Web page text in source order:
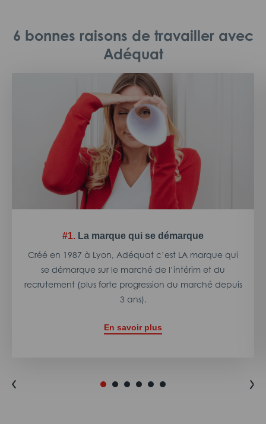
6 bonnes raisons de travailler avec
Adéquat
#1. La marque qui se démarque
Créé en 1987 à Lyon, Adéquat c’est LA marque qui
se démarque sur le marché de l’intérim et du
recrutement (plus forte progression du marché depuis
3 ans).
En savoir plus